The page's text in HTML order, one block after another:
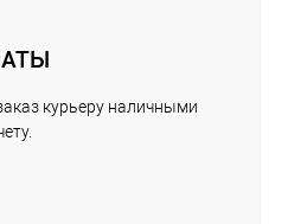
курьеру наличными